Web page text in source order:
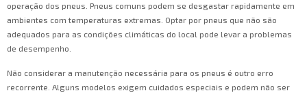
operação dos pneus. Pneus comuns podem se desgastar rapidamente em
ambientes com temperaturas extremas. Optar por pneus que não são
adequados para as condições climáticas do local pode levar a problemas
de desempenho.
Não considerar a manutenção necessária para os pneus é outro erro
recorrente. Alguns modelos exigem cuidados especiais e podem não ser